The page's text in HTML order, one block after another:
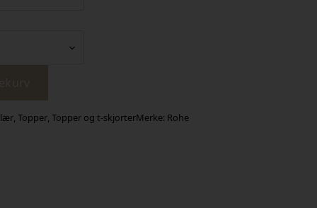
, Topper, Topper og t-skjorterMerke: Rohe